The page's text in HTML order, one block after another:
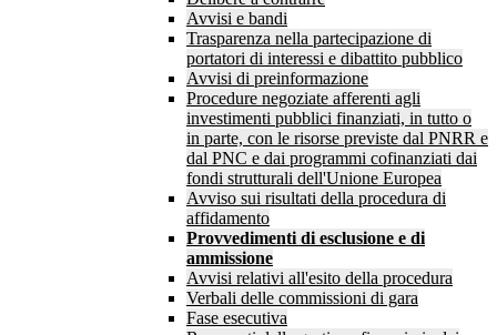
Avvisi e bandi
Trasparenza nella partecipazione di
portatori di interessi e dibattito pubblico
Avvisi di preinformazione
Procedure negoziate afferenti agli
investimenti pubblici finanziati, in tutto o
in parte, con le risorse previste dal PNRR e
dal PNC e dai programmi cofinanziati dai
fondi strutturali dell'Unione Europea
Avviso sui risultati della procedura di
affidamento
Provvedimenti di esclusione e di
ammissione
Avvisi relativi all'esito della procedura
Verbali delle commissioni di gara
Fase esecutiva